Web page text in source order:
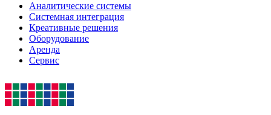
Аналитические системы
Системная интеграция
Креативные решения
Оборудование
Аренда
Сервис